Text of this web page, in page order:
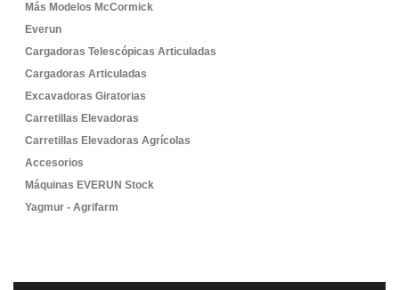
Más Modelos McCormick
Everun
Cargadoras Telescópicas Articuladas
Cargadoras Articuladas
Excavadoras Giratorias
Carretillas Elevadoras
Carretillas Elevadoras Agrícolas
Accesorios
Máquinas EVERUN Stock
Yagmur - Agrifarm